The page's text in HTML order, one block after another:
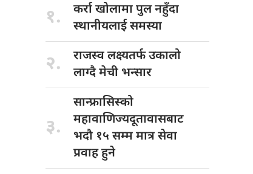
१. कर्रा खोलामापुल नहुँदा
स्थानीयलाई समस्या
२. राजस्व लक्ष्यतर्फउकालो
लाग्दै मेची भन्सार
३.
सान्फ्रासिस्को
महावाणिज्यदूतावासबाट
भदौ १५ सम्म मात्र सेवा
प्रवाह हुने